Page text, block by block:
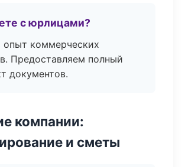
с юрлицами?
опыт коммерческих
Предоставляем полный
документов.
компании:
и сметы